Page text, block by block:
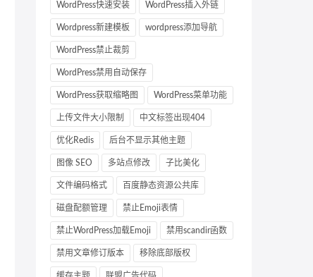
WordPress快速安装 WordPress插入外链
Wordpress新建模板 wordpress添加导航
WordPress禁止裁剪
WordPress禁用自动保存
WordPress获取缩略图 WordPress菜单功能
上传文件大小限制 中文标签出现404
优化Redis 后台不显示其他主题
图像 SEO 多站点修改 子比美化
文件编码格式 百度静态资源公共库
磁盘配额管理 禁止Emoji表情
禁止WordPress加载Emoji 禁用scandir函数
禁用文章修订版本 移除底部版权